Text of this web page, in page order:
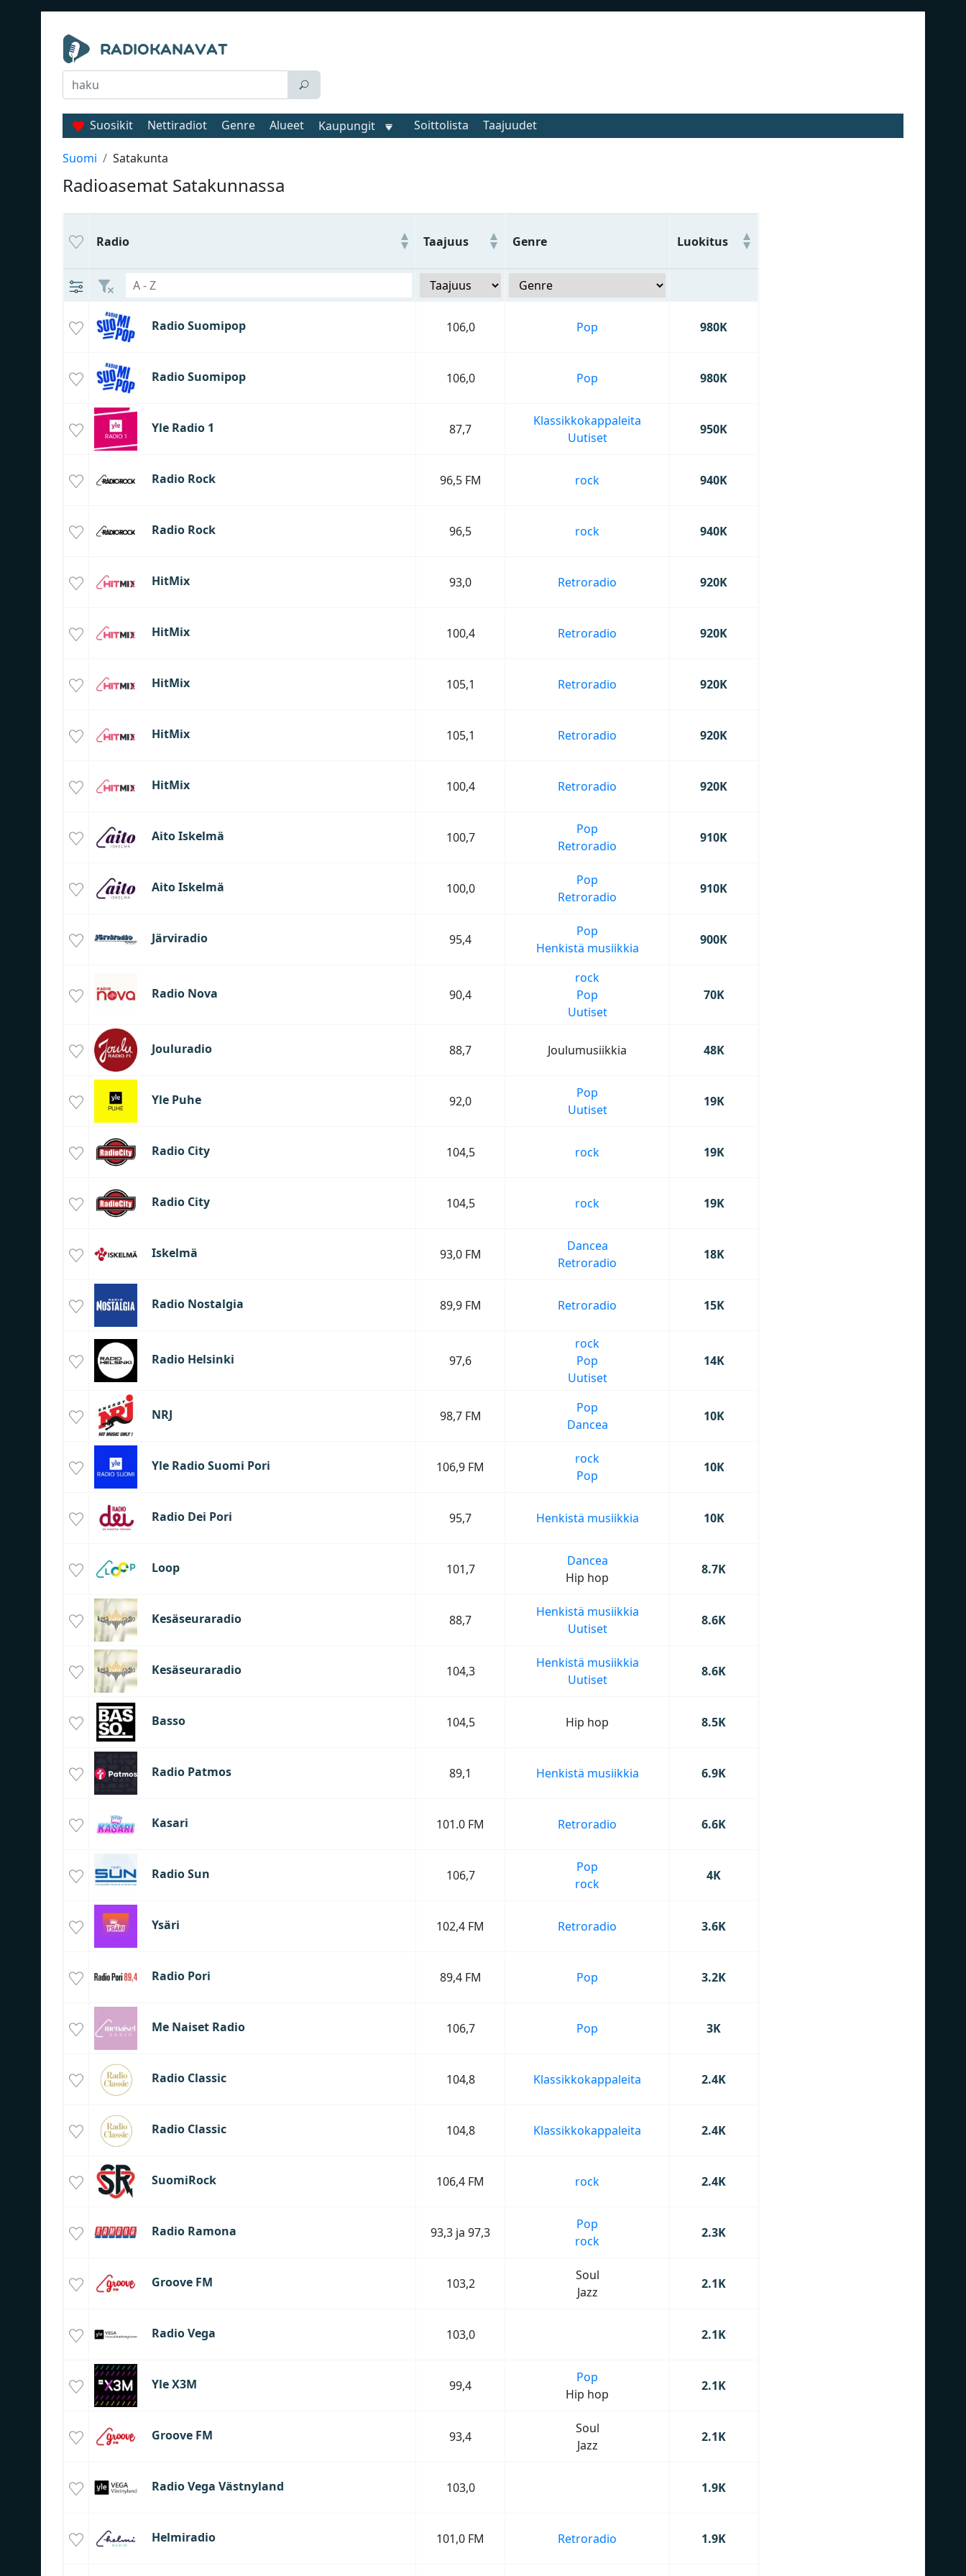
Suosikit Nettiradiot Genre Alueet Kaupungit Soittolista Taajuudet
Suomi Satakunta
Radioasemat Satakunnassa
Radio Taajuus Genre Luokitus
Radio Suomipop 106,0 Pop 980K
Radio Suomipop 106,0 Pop 980K
Yle Radio 1 87,7
Klassikkokappaleita
Uutiset
950K
Radio Rock 96,5 FM rock 940K
Radio Rock 96,5 rock 940K
HitMix 93,0 Retroradio 920K
HitMix 100,4 Retroradio 920K
HitMix 105,1 Retroradio 920K
HitMix 105,1 Retroradio 920K
HitMix 100,4 Retroradio 920K
Aito Iskelmä 100,7
Pop
Retroradio
910K
Aito Iskelmä 100,0
Pop
Retroradio
910K
Järviradio 95,4
Pop
Henkistä musiikkia
900K
Radio Nova 90,4
rock
Pop
Uutiset
70K
Jouluradio 88,7 Joulumusiikkia 48K
Yle Puhe 92,0
Pop
Uutiset
19K
Radio City 104,5 rock 19K
Radio City 104,5 rock 19K
Iskelmä 93,0 FM
Dancea
Retroradio
18K
Radio Nostalgia 89,9 FM Retroradio 15K
Radio Helsinki 97,6
rock
Pop
Uutiset
14K
NRJ 98,7 FM
Pop
Dancea
10K
Yle Radio Suomi Pori 106,9 FM
rock
Pop
10K
Radio Dei Pori 95,7 Henkistä musiikkia 10K
Loop 101,7
Dancea
Hip hop
8.7K
Kesäseuraradio 88,7
Henkistä musiikkia
Uutiset
8.6K
Kesäseuraradio 104,3
Henkistä musiikkia
Uutiset
8.6K
Basso 104,5 Hip hop 8.5K
Radio Patmos 89,1 Henkistä musiikkia 6.9K
Kasari 101.0 FM Retroradio 6.6K
Radio Sun 106,7
Pop
rock
4K
Ysäri 102,4 FM Retroradio 3.6K
Radio Pori 89,4 FM Pop 3.2K
Me Naiset Radio 106,7 Pop 3K
Radio Classic 104,8 Klassikkokappaleita 2.4K
Radio Classic 104,8 Klassikkokappaleita 2.4K
SuomiRock 106,4 FM rock 2.4K
Radio Ramona 93,3 ja 97,3
Pop
rock
2.3K
Groove FM 103,2
Soul
Jazz
2.1K
Radio Vega 103,0 2.1K
Yle X3M 99,4
Pop
Hip hop
2.1K
Groove FM 93,4
Soul
Jazz
2.1K
Radio Vega Västnyland 103,0 1.9K
Helmiradio 101,0 FM Retroradio 1.9K